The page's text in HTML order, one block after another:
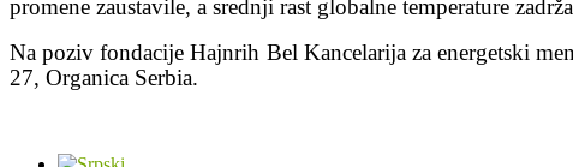
promene zaustavile, a srednji rast globalne temperature
Na poziv fondacije Hajnrih Bel Kancelarija za energetski
27, Organica Serbia.